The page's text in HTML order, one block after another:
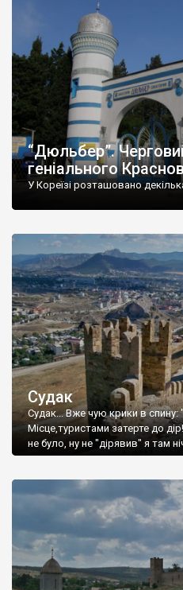
“Дюльбер”.
геніального
У Кореїзі розташовано
Судак
Судак... Вже чую крики в
Місце,туристами затерте до
не було, ну не "дірявив" я там